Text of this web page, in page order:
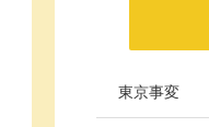
東京事変